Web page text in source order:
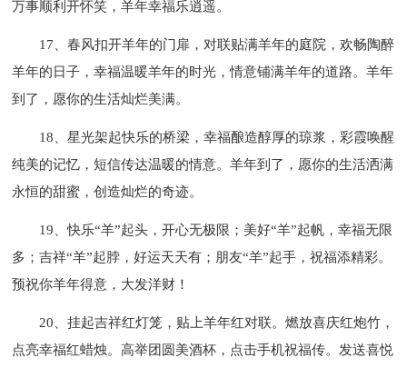
万事顺利开怀笑，羊年幸福乐逍遥。
17、春风扣开羊年的门扉，对联贴满羊年的庭院，欢畅陶醉
羊年的日子，幸福温暖羊年的时光，情意铺满羊年的道路。羊年
到了，愿你的生活灿烂美满。
18、星光架起快乐的桥梁，幸福酿造醇厚的琼浆，彩霞唤醒
纯美的记忆，短信传达温暖的情意。羊年到了，愿你的生活洒满
永恒的甜蜜，创造灿烂的奇迹。
19、快乐“羊”起头，开心无极限；美好“羊”起帆，幸福无限
多；吉祥“羊”起脖，好运天天有；朋友“羊”起手，祝福添精彩。
预祝你羊年得意，大发洋财！
20、挂起吉祥红灯笼，贴上羊年红对联。燃放喜庆红炮竹，
点亮幸福红蜡烛。高举团圆美酒杯，点击手机祝福传。发送喜悦